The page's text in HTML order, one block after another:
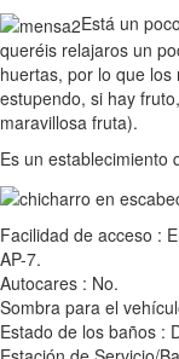
Está un
queréis relajaros un
huertas, por lo que
estupendo, si hay
maravillosa fruta).
Es un establecimiento
Facilidad de acceso :
AP-7.
Autocares : No.
Sombra para el
Estado de los baños :